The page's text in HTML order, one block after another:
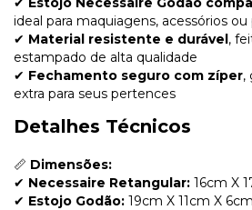
ideal para maquiagens, acessórios
✔ Material resistente e durável,
estampado de alta qualidade
✔ Fechamento seguro com zíper,
extra para seus pertences
Detalhes Técnicos
📏 Dimensões:
✔ Necessaire Retangular: 16cm X
✔ Estojo Godão: 19cm X 11cm X 6cm